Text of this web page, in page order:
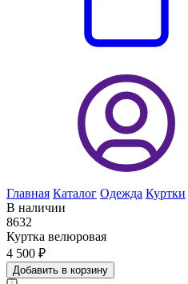
Главная Каталог Одежда Куртки
В наличии
8632
Куртка велюровая
4 500 ₽
Добавить в корзину